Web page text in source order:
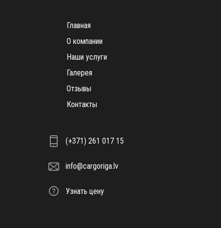
Главная
О компании
Наши услуги
Галерея
Отзывы
Контакты
(+371) 261 017 15
info@cargoriga.lv
Узнать цену